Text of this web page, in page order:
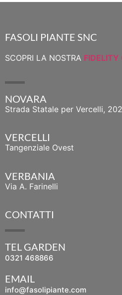
FASOLI PIANTE SNC
SCOPRI LA NOSTRA FIDELITY
NOVARA
Strada Statale per Vercelli, 202
VERCELLI
Tangenziale Ovest
VERBANIA
Via A. Farinelli
CONTATTI
TEL GARDEN
0321 468866
EMAIL
info@fasolipiante.com